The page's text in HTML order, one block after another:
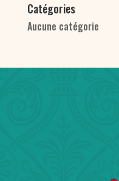
Catégories
Aucune catégorie